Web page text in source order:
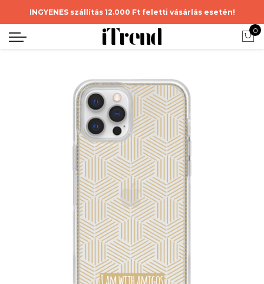
INGYENES szállítás 12.000 Ft feletti vásárlás esetén!
0